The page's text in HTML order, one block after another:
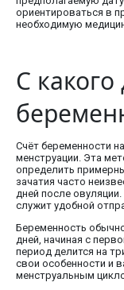
ориентироваться в
необходимую
С
Счёт беременности
менструации. Эта
определить
зачатия часто
дней после
служит удобной
Беременность
дней, начиная с
период делится на
свои особенности и
менструальным